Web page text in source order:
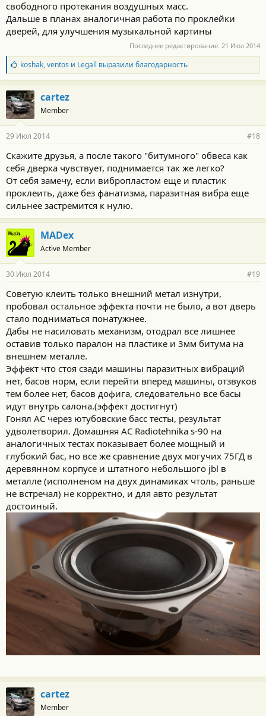
свободного протекания воздушных масс.
Дальше в планах аналогичная работа по проклейки
дверей, для улучшения музыкальной картины
Последнее редактирование: 21 Июл 2014
Б
л
а
г
о
д
а
н
с
т
и
koshak,ventos и Legall выразили благодарность
cartez
Member
29 Июл 2014 #18
Скажите друзья, а после такого "битумного" обвеса как
себя дверка чувствует, поднимается так же легко?
От себя замечу, если вибропластом еще и пластик
проклеить, даже без фанатизма, паразитная вибра еще
сильнее застремится к нулю.
MADex
Active Member
30 Июл 2014 #19
Советую клеить только внешний метал изнутри,
пробовал остальное эффекта почти не было, а вот дверь
стало подниматься понатужнее.
Дабы не насиловать механизм, отодрал все лишнее
оставив только паралон на пластике и 3мм битума на
внешнем металле.
Эффект что стоя сзади машины паразитных вибраций
нет, басов норм, если перейти вперед машины, отзвуков
тем более нет, басов дофига, следовательно все басы
идут внутрь салона.(эффект достигнут)
Гонял АС через ютубовские басс тесты, результат
удволетворил. Домашняя АС Radiotehnika s-90 на
аналогичных тестах показывает более мощный и
глубокий бас, но все же сравнение двух могучих 75ГД в
деревянном корпусе и штатного небольшого jbl в
металле (исполненом на двух динамиках чтоль, раньше
не встречал) не корректно, и для авто результат
достоиный.
cartez
Member